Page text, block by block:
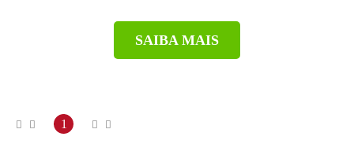
SAIBA MAIS
1